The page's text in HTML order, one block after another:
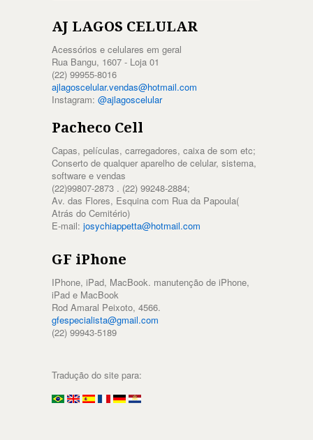
AJ LAGOS CELULAR
Acessórios e celulares em geral
Rua Bangu, 1607 - Loja 01
(22) 99955-8016
ajlagoscelular.vendas@hotmail.com
Instagram: @ajlagoscelular
Pacheco Cell
Capas, películas, carregadores, caixa de som etc;
Conserto de qualquer aparelho de celular, sistema,
software e vendas
(22)99807-2873 . (22) 99248-2884;
Av. das Flores, Esquina com Rua da Papoula(
Atrás do Cemitério)
E-mail: josychiappetta@hotmail.com
GF iPhone
IPhone, iPad, MacBook. manutenção de iPhone,
iPad e MacBook
Rod Amaral Peixoto, 4566.
gfespecialista@gmail.com
(22) 99943-5189
Tradução do site para: